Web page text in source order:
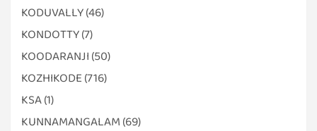
KODUVALLY(46)
KONDOTTY(7)
KOODARANJI (50)
KOZHIKODE (716)
KSA(1)
KUNNAMANGALAM (69)